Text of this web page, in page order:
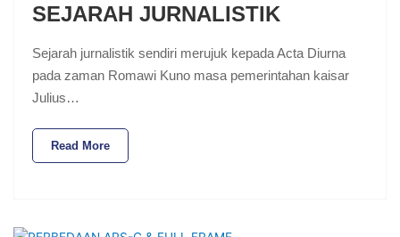
SEJARAH JURNALISTIK
Sejarah jurnalistik sendiri merujuk kepada Acta Diurna
pada zaman Romawi Kuno masa pemerintahan kaisar
Julius…
Read More